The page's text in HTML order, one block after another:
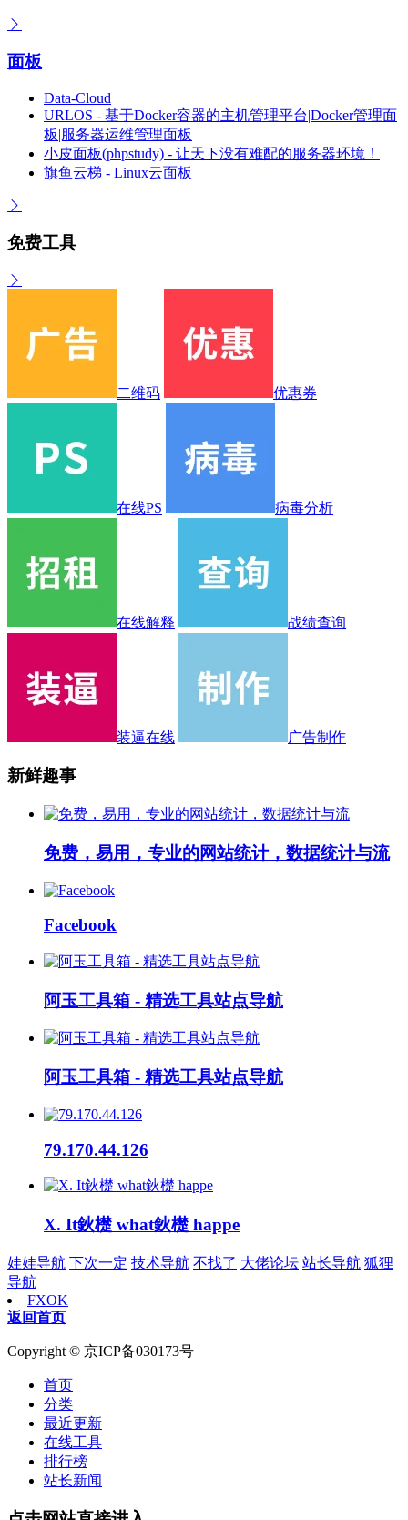
面板
Data-Cloud
URLOS - 基于Docker容器的主机管理平台|Docker管理面
板|服务器运维管理面板
小皮面板(phpstudy) - 让天下没有难配的服务器环境！
旗鱼云梯 - Linux云面板
免费工具
二维码 优惠券
在线PS 病毒分析
在线解释 战绩查询
装逼在线 广告制作
新鲜趣事
免费，易用，专业的网站统计，数据统计与流
Facebook
阿玉工具箱 - 精选工具站点导航
阿玉工具箱 - 精选工具站点导航
79.170.44.126
X. It鈥檚 what鈥檚 happe
娃娃导航 下次一定 技术导航 不找了 大佬论坛 站长导航 狐狸
导航
FXOK
返回首页
Copyright © 京ICP备030173号
首页
分类
最近更新
在线工具
排行榜
站长新闻